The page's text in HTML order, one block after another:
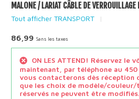
MALONE / LARIAT CÂBLE DE
Tout afficher TRANSPORT
86,99 Sans les taxes
ON LES ATTEND! Réservez le
maintenant, par téléphone au 450
vous contacterons dès réception
que les choix de modèle/
réservés ne peuvent être modifiés.